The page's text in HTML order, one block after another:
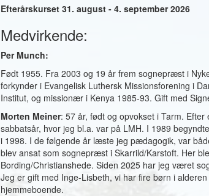
Efterårskurset 31. august - 4. september 2026
Medvirkende:
Per Munch:
Født 1955. Fra 2003 og 19 år frem sognepræst i
forkynder i Evangelisk Luthersk Missionsforening i
Institut, og missionær i Kenya 1985-93. Gift med
Morten Meiner: 57 år, født og opvokset i Tarm.
sabbatsår, hvor jeg bl.a. var på LMH. I 1989
i 1998. I de følgende år læste jeg pædagogik, var
blev ansat som sognepræst i Skarrild/Karstoft. Her
Bording/Christianshede. Siden 2025 har jeg været
Jeg er gift med Inge-Lisbeth, vi har fire børn i
hjemmeboende.